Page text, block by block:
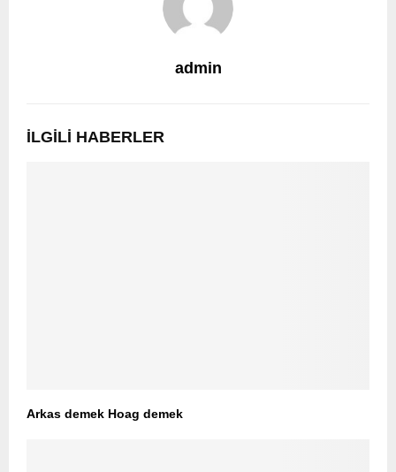
admin
İLGILI HABERLER
Arkas demek Hoag demek